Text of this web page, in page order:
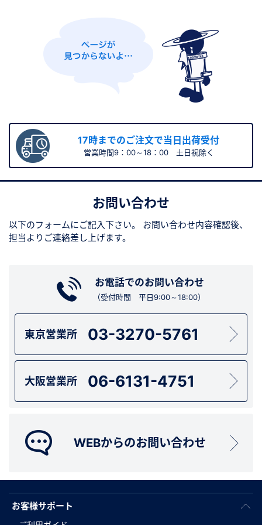
※新規会員登録をお申し込み頂いてから本登録となるまで、数日間かかる場合
があります。また当社の判断によりお断りする場合があります。
ログイン
※パスワードをお忘れの方は、パスワード再発行ページ
へ
※メールアドレスを忘れた方は、お問い合わせページよりお問い合わせくださ
い
17時までのご注文で当日出荷受付
営業時間9：00～18：00 土日祝除く
お問い合わせ
以下のフォームにご記入下さい。
お問い合わせ内容確認後、
担当よりご連絡差し上げます。
お電話でのお問い合わせ
（受付時間 平日9:00～18:00）
東京営業所 03-3270-5761
大阪営業所 06-6131-4751
WEBからのお問い合わせ
お客様サポート